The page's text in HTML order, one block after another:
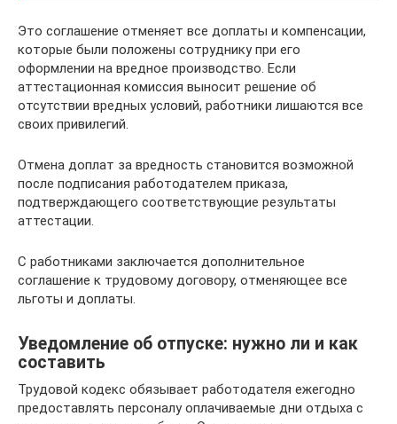
Это соглашение отменяет все доплаты и компенсации,
которые были положены сотруднику при его
оформлении на вредное производство. Если
аттестационная комиссия выносит решение об
отсутствии вредных условий, работники лишаются все
своих привилегий.
Отмена доплат за вредность становится возможной
после подписания работодателем приказа,
подтверждающего соответствующие результаты
аттестации.
С работниками заключается дополнительное
соглашение к трудовому договору, отменяющее все
льготы и доплаты.
Уведомление об отпуске: нужно ли и как
составить
Трудовой кодекс обязывает работодателя ежегодно
предоставлять персоналу оплачиваемые дни отдыха с